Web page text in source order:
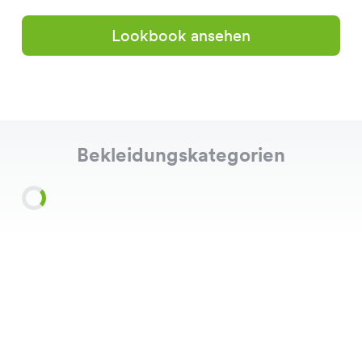
Lookbook ansehen
Bekleidungskategorien